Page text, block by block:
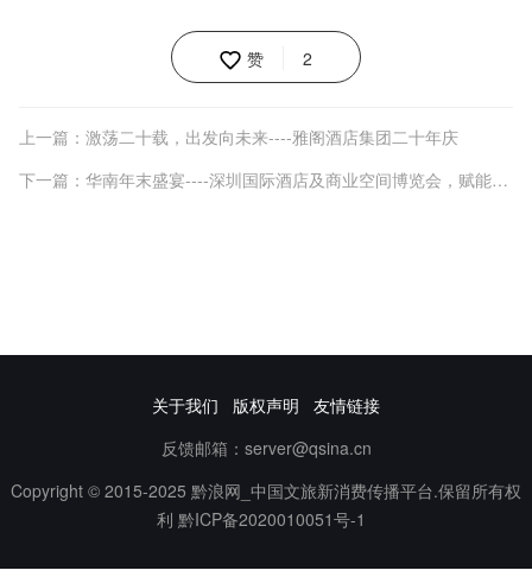
赞 2
上一篇：激荡二十载，出发向未来----雅阁酒店集团二十年庆
下一篇：华南年末盛宴----深圳国际酒店及商业空间博览会，赋能粤港澳产业升级新征程
关于我们 版权声明
友情链接
反馈邮箱：server@qsina.cn
Copyright © 2015-2025 黔浪网_中国文旅新消费传播平台.保留所有权
利 黔ICP备2020010051号-1